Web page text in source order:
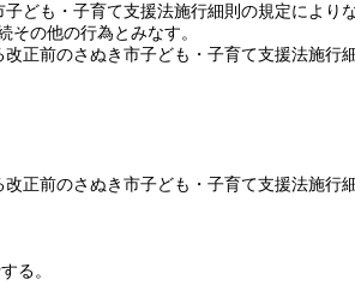
ども・子育て支援法施行細則の規定によ
その他の行為とみなす。
正前のさぬき市子ども・子育て支援法施
正前のさぬき市子ども・子育て支援法施
る。